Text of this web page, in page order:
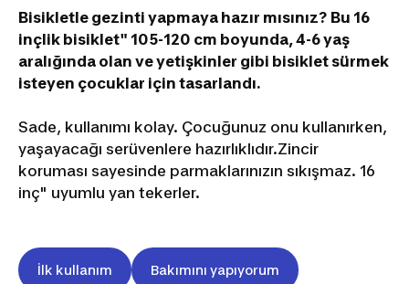
Bisikletle gezinti yapmaya hazır mısınız? Bu 16
inçlik bisiklet" 105-120 cm boyunda, 4-6 yaş
aralığında olan ve yetişkinler gibi bisiklet sürmek
isteyen çocuklar için tasarlandı.
Sade, kullanımı kolay. Çocuğunuz onu kullanırken,
yaşayacağı serüvenlere hazırlıklıdır.Zincir
koruması sayesinde parmaklarınızın sıkışmaz. 16
inç" uyumlu yan tekerler.
İlk kullanım Bakımını yapıyorum